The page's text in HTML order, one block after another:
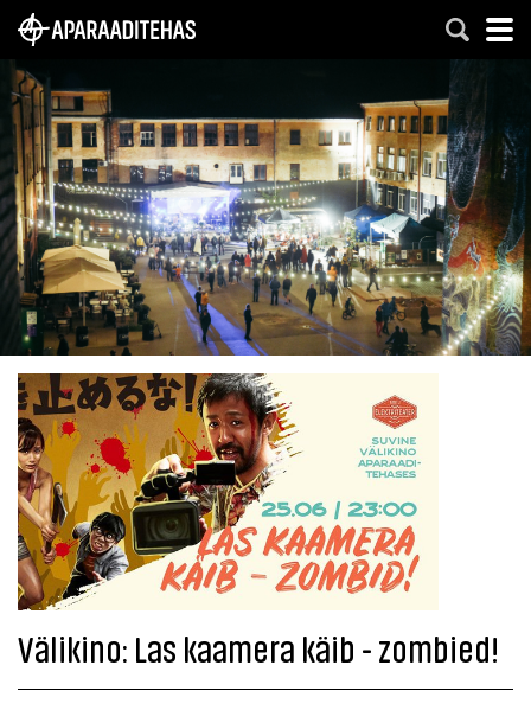
Välikino: Las kaamera käib - zombied!